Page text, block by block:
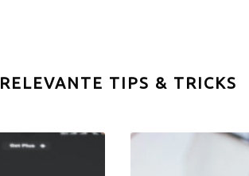
RELEVANTE TIPS & TRICKS